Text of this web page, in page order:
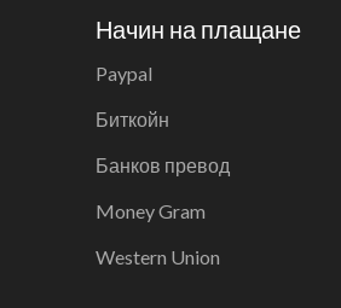
Начин на плащане
Paypal
Биткойн
Банков превод
Money Gram
Western Union